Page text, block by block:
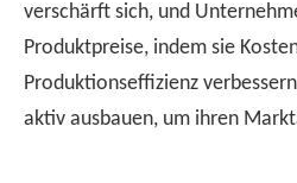
verschärft sich, und
Produktpreise, indem sie
Produktionseffizienz
aktiv ausbauen, um ihren